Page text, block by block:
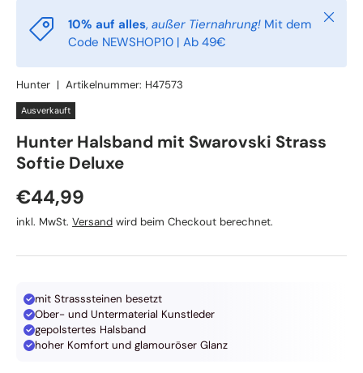
10% auf alles, außer Tiernahrung! Mit dem
Code NEWSHOP10 | Ab 49€
Hunter | Artikelnummer: H47573
Ausverkauft
Hunter Halsband mit Swarovski Strass
Softie Deluxe
Normaler Preis
€44,99
inkl. MwSt. Versand wird beim Checkout berechnet.
mit Strasssteinen besetzt
Ober- und Untermaterial Kunstleder
gepolstertes Halsband
hoher Komfort und glamouröser Glanz